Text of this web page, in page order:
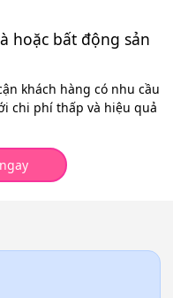
hoặc bất động sản
khách hàng có nhu cầu
chi phí thấp và hiệu quả